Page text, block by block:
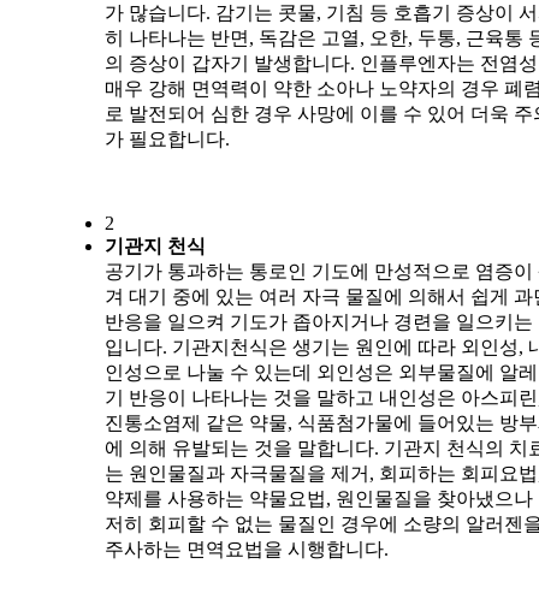
가 많습니다. 감기는 콧물, 기침 등 호흡기 증상이
히 나타나는 반면, 독감은 고열, 오한, 두통, 근육통
의 증상이 갑자기 발생합니다. 인플루엔자는 전염
매우 강해 면역력이 약한 소아나 노약자의 경우 폐
로 발전되어 심한 경우 사망에 이를 수 있어 더욱 주
가 필요합니다.
2
기관지 천식
공기가 통과하는 통로인 기도에 만성적으로 염증이
겨 대기 중에 있는 여러 자극 물질에 의해서 쉽게 과
반응을 일으켜 기도가 좁아지거나 경련을 일으키는
입니다. 기관지천식은 생기는 원인에 따라 외인성,
인성으로 나눌 수 있는데 외인성은 외부물질에 알
기 반응이 나타나는 것을 말하고 내인성은 아스피
진통소염제 같은 약물, 식품첨가물에 들어있는 방
에 의해 유발되는 것을 말합니다. 기관지 천식의 치
는 원인물질과 자극물질을 제거, 회피하는 회피요
약제를 사용하는 약물요법, 원인물질을 찾아냈으나
저히 회피할 수 없는 물질인 경우에 소량의 알러젠
주사하는 면역요법을 시행합니다.